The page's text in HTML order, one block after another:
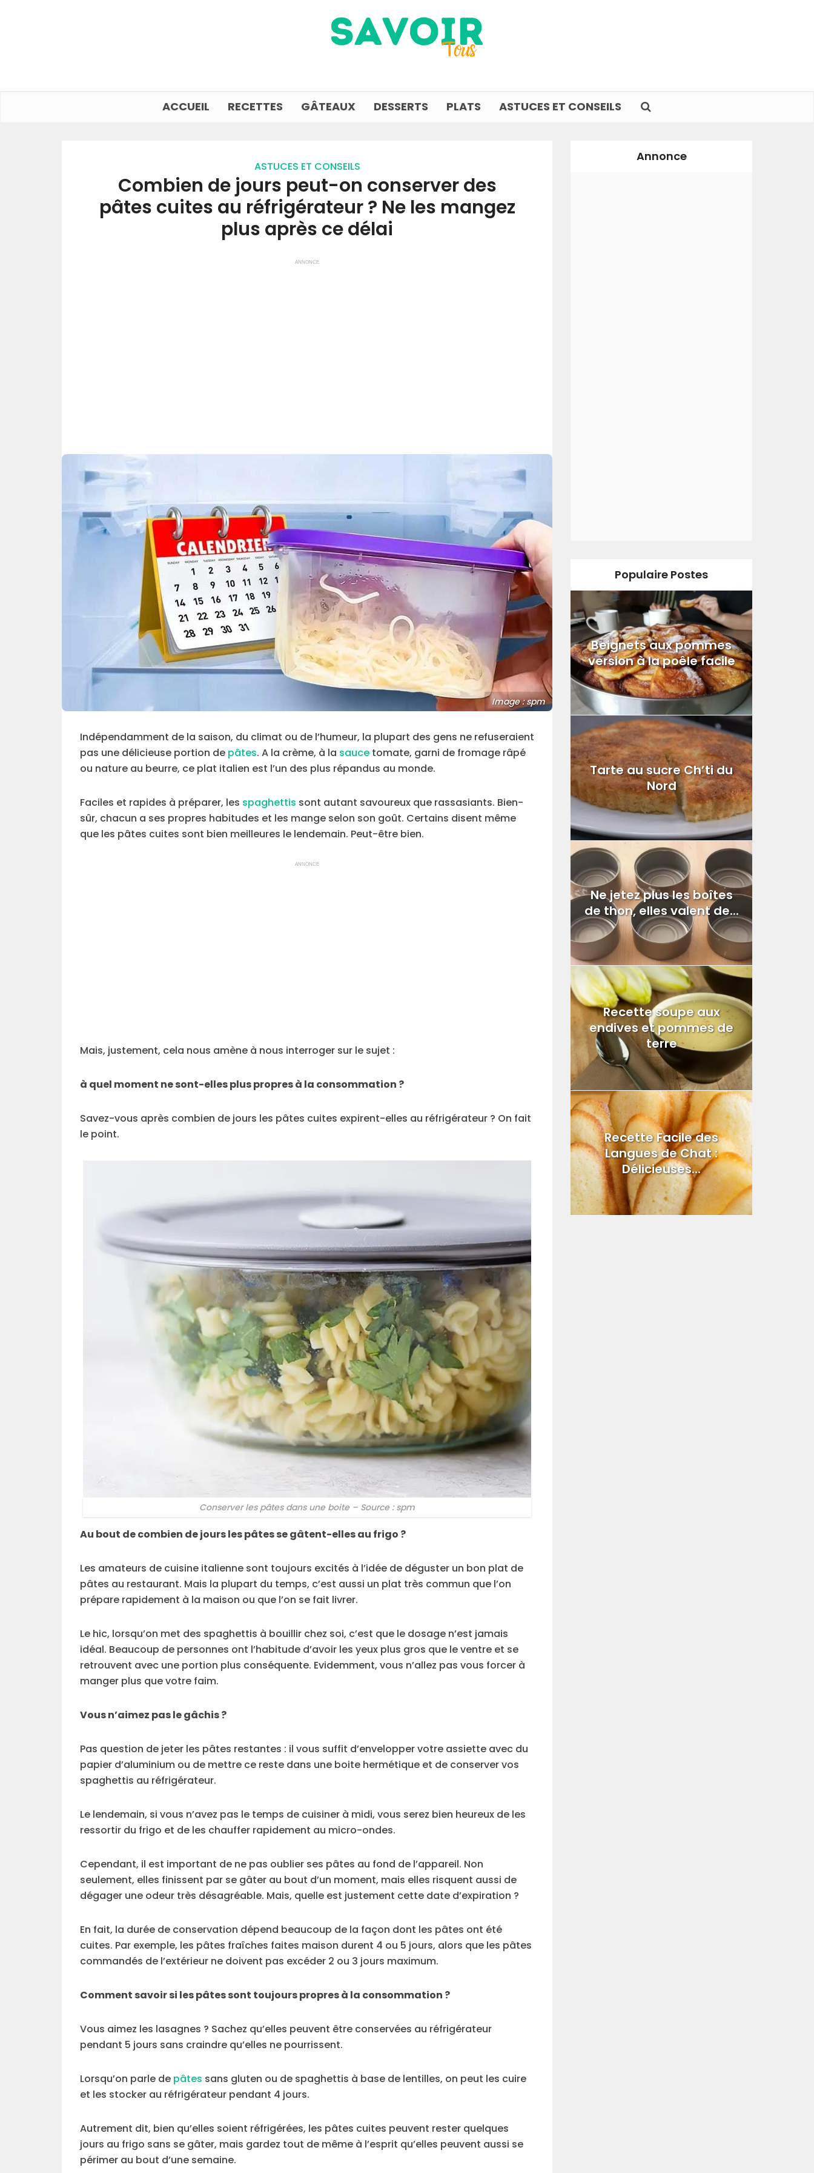
ACCUEIL RECETTES GÂTEAUX DESSERTS PLATS ASTUCES ET CONSEILS
ASTUCES ET CONSEILS
Combien de jours peut-on conserver des
pâtes cuites au réfrigérateur ? Ne les mangez
plus après ce délai
ANNONCE
Image : spm
Indépendamment de la saison, du climat ou de l’humeur, la plupart des gens ne refuseraient
pas une délicieuse portion de pâtes. A la crème, à la sauce tomate, garni de fromage râpé
ou nature au beurre, ce plat italien est l’un des plus répandus au monde.
Faciles et rapides à préparer, les spaghettis sont autant savoureux que rassasiants. Bien-
sûr, chacun a ses propres habitudes et les mange selon son goût. Certains disent même
que les pâtes cuites sont bien meilleures le lendemain. Peut-être bien.
ANNONCE
Mais, justement, cela nous amène à nous interroger sur le sujet :
à quel moment ne sont-elles plus propres à la consommation ?
Savez-vous après combien de jours les pâtes cuites expirent-elles au réfrigérateur ? On fait
le point.
Conserver les pâtes dans une boite – Source : spm
Au bout de combien de jours les pâtes se gâtent-elles au frigo ?
Les amateurs de cuisine italienne sont toujours excités à l’idée de déguster un bon plat de
pâtes au restaurant. Mais la plupart du temps, c’est aussi un plat très commun que l’on
prépare rapidement à la maison ou que l’on se fait livrer.
Le hic, lorsqu’on met des spaghettis à bouillir chez soi, c’est que le dosage n’est jamais
idéal. Beaucoup de personnes ont l’habitude d’avoir les yeux plus gros que le ventre et se
retrouvent avec une portion plus conséquente. Evidemment, vous n’allez pas vous forcer à
manger plus que votre faim.
Vous n’aimez pas le gâchis ?
Pas question de jeter les pâtes restantes : il vous suffit d’envelopper votre assiette avec du
papier d’aluminium ou de mettre ce reste dans une boite hermétique et de conserver vos
spaghettis au réfrigérateur.
Le lendemain, si vous n’avez pas le temps de cuisiner à midi, vous serez bien heureux de les
ressortir du frigo et de les chauffer rapidement au micro-ondes.
Cependant, il est important de ne pas oublier ses pâtes au fond de l’appareil. Non
seulement, elles finissent par se gâter au bout d’un moment, mais elles risquent aussi de
dégager une odeur très désagréable. Mais, quelle est justement cette date d’expiration ?
En fait, la durée de conservation dépend beaucoup de la façon dont les pâtes ont été
cuites. Par exemple, les pâtes fraîches faites maison durent 4 ou 5 jours, alors que les pâtes
commandés de l’extérieur ne doivent pas excéder 2 ou 3 jours maximum.
Comment savoir si les pâtes sont toujours propres à la consommation ?
Vous aimez les lasagnes ? Sachez qu’elles peuvent être conservées au réfrigérateur
pendant 5 jours sans craindre qu’elles ne pourrissent.
Lorsqu’on parle de pâtes sans gluten ou de spaghettis à base de lentilles, on peut les cuire
et les stocker au réfrigérateur pendant 4 jours.
Autrement dit, bien qu’elles soient réfrigérées, les pâtes cuites peuvent rester quelques
jours au frigo sans se gâter, mais gardez tout de même à l’esprit qu’elles peuvent aussi se
périmer au bout d’une semaine.
Annonce
Populaire Postes
Beignets aux pommes
version à la poêle facile
Tarte au sucre Ch’ti du
Nord
Ne jetez plus les boîtes
de thon, elles valent de...
Recette soupe aux
endives et pommes de
terre
Recette Facile des
Langues de Chat :
Délicieuses...